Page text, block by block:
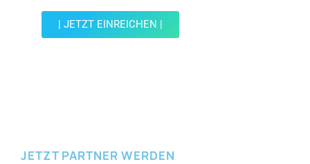
| JETZT EINREICHEN |
JETZT PARTNER WERDEN